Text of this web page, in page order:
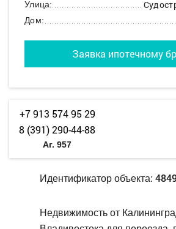
Улица:
Дом:
Заявка ипотечному
+7 913 574 95 29
8 (391) 290-44-88
Аг. 957
Идентификатор объекта:
Недвижимость от